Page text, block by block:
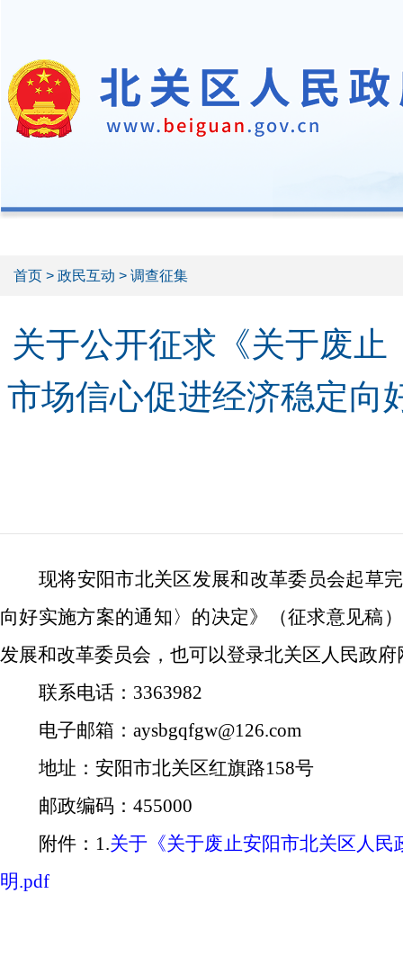
首页 > 政民互动 > 调查征集
关于公开征求《关于废
市场信心促进经济稳定向
现将安阳市北关区发展和改革委员会起草
向好实施方案的通知〉的决定》（征求意见稿）
发展和改革委员会 ，也可以登录北关区人民政
联系电话： 3363982
电子邮箱： aysbgqfgw@126.com
地址：安阳市北关区红旗路158号
邮政编码： 455000
附件： 1.关于《关于废止安阳市北关区人
明.pdf